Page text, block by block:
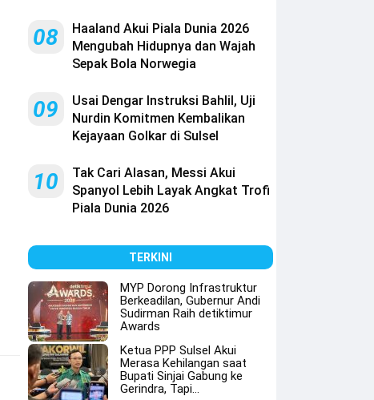
08
Haaland Akui Piala Dunia 2026
Mengubah Hidupnya dan Wajah
Sepak Bola Norwegia
09
Usai Dengar Instruksi Bahlil, Uji
Nurdin Komitmen Kembalikan
Kejayaan Golkar di Sulsel
10
Tak Cari Alasan, Messi Akui
Spanyol Lebih Layak Angkat Trofi
Piala Dunia 2026
TERKINI
MYP Dorong Infrastruktur
Berkeadilan, Gubernur Andi
Sudirman Raih detiktimur
Awards
Ketua PPP Sulsel Akui
Merasa Kehilangan saat
Bupati Sinjai Gabung ke
Gerindra, Tapi…